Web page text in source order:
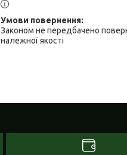
Законом не передбачено
належної якості